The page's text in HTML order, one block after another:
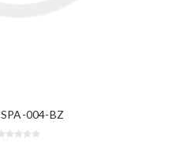
SPA-004-BZ